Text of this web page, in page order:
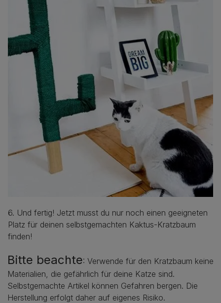
6. Und fertig! Jetzt musst du nur noch einen geeigneten
Platz für deinen selbstgemachten Kaktus-Kratzbaum
finden!
Bitte beachte: Verwende für den Kratzbaum keine
Materialien, die gefährlich für deine Katze sind.
Selbstgemachte Artikel können Gefahren bergen. Die
Herstellung erfolgt daher auf eigenes Risiko.